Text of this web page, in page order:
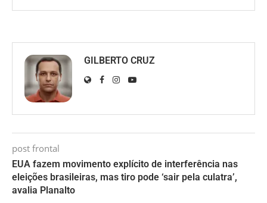
GILBERTO CRUZ
post frontal
EUA fazem movimento explícito de interferência nas
eleições brasileiras, mas tiro pode ‘sair pela culatra’,
avalia Planalto